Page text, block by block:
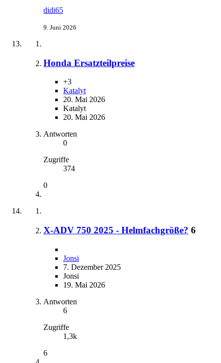
didi65
9. Juni 2026
Honda Ersatzteilpreise
+3
Katalyt
20. Mai 2026
Katalyt
20. Mai 2026
Antworten
0
Zugriffe
374
0
X-ADV 750 2025 - Helmfachgröße? 6
Jonsi
7. Dezember 2025
Jonsi
19. Mai 2026
Antworten
6
Zugriffe
1,3k
6